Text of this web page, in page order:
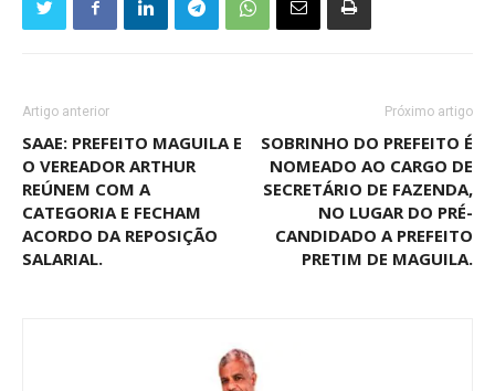
Artigo anterior
SAAE: PREFEITO MAGUILA E
O VEREADOR ARTHUR
REÚNEM COM A
CATEGORIA E FECHAM
ACORDO DA REPOSIÇÃO
SALARIAL.
Próximo artigo
SOBRINHO DO PREFEITO É
NOMEADO AO CARGO DE
SECRETÁRIO DE FAZENDA,
NO LUGAR DO PRÉ-
CANDIDADO A PREFEITO
PRETIM DE MAGUILA.